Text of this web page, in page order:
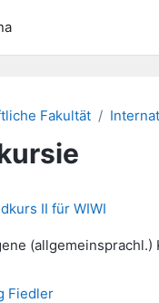
Fakultät
II für WIWI
Fiedler